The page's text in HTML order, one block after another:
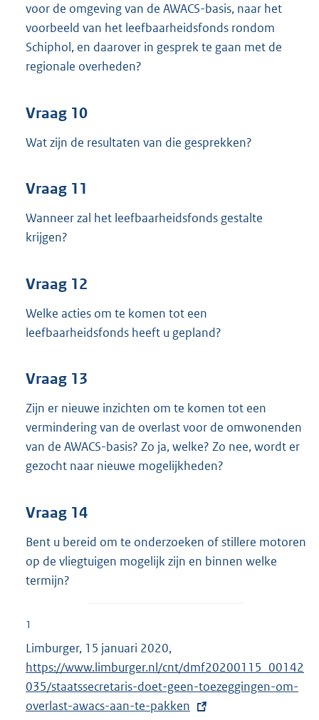
voor de omgeving van de AWACS-basis, naar het
voorbeeld van het leefbaarheidsfonds rondom
Schiphol, en daarover in gesprek te gaan met de
regionale overheden?
Vraag 10
Wat zijn de resultaten van die gesprekken?
Vraag 11
Wanneer zal het leefbaarheidsfonds gestalte
krijgen?
Vraag 12
Welke acties om te komen tot een
leefbaarheidsfonds heeft u gepland?
Vraag 13
Zijn er nieuwe inzichten om te komen tot een
vermindering van de overlast voor de omwonenden
van de AWACS-basis? Zo ja, welke? Zo nee, wordt er
gezocht naar nieuwe mogelijkheden?
Vraag 14
Bent u bereid om te onderzoeken of stillere motoren
op de vliegtuigen mogelijk zijn en binnen welke
termijn?
1
Limburger, 15 januari 2020,
x
t
e
https://www.limburger.nl/cnt/dmf20200115_00142
035/staatssecretaris-doet-geen-toezeggingen-om-
overlast-awacs-aan-te-pakken